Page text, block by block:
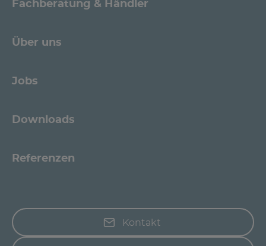
Fachberatung & Händler
Über uns
Jobs
Downloads
Referenzen
Kontakt